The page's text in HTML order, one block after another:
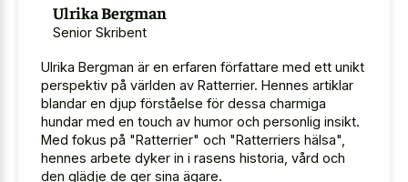
Ulrika Bergman
Senior Skribent
Ulrika Bergman är en erfaren författare med ett unikt
perspektiv på världen av Ratterrier. Hennes artiklar
blandar en djup förståelse för dessa charmiga
hundar med en touch av humor och personlig insikt.
Med fokus på "Ratterrier" och "Ratterriers hälsa",
hennes arbete dyker in i rasens historia, vård och
den glädje de ger sina ägare.